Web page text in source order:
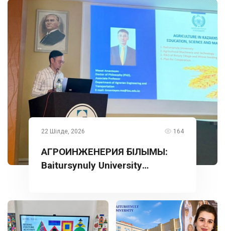
22 Шілде, 2026 164
АГРОИНЖЕНЕРИЯ ҒЫЛЫМЫ:
Baitursynuly University